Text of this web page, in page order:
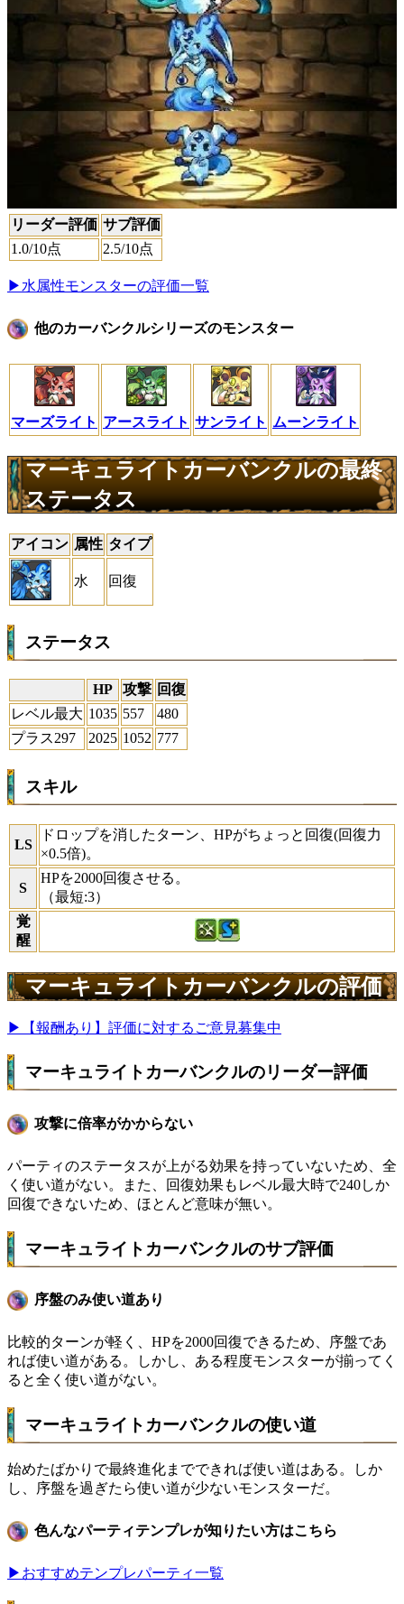
リーダー評価 サブ評価
1.0/10点 2.5/10点
▶水属性モンスターの評価一覧
他のカーバンクルシリーズのモンスター
マーズライト アースライト サンライト ムーンライト
マーキュライトカーバンクルの最終
ステータス
アイコン 属性 タイプ
水 回復
ステータス
HP 攻撃 回復
レベル最大 1035 557
480
プラス297
2025 1052 777
スキル
LS
ドロップを消したターン、HPがちょっと回復(回復力
×0.5倍)。
S
HPを2000回復させる。
（最短:3）
覚
醒
マーキュライトカーバンクルの評価
▶【報酬あり】評価に対するご意見募集中
マーキュライトカーバンクルのリーダー評価
攻撃に倍率がかからない
パーティのステータスが上がる効果を持っていないため、全
く使い道がない。また、回復効果もレベル最大時で240しか
回復できないため、ほとんど意味が無い。
マーキュライトカーバンクルのサブ評価
序盤のみ使い道あり
比較的ターンが軽く、HPを2000回復できるため、序盤であ
れば使い道がある。しかし、ある程度モンスターが揃ってく
ると全く使い道がない。
マーキュライトカーバンクルの使い道
始めたばかりで最終進化までできれば使い道はある。しか
し、序盤を過ぎたら使い道が少ないモンスターだ。
色んなパーティテンプレが知りたい方はこちら
▶おすすめテンプレパーティ一覧